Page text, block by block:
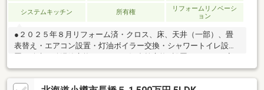
システムキッチン 所有権
リフォームリノベーシ
ョン
●２０２５年８月リフォーム済・クロス、床、天井（一部）、畳
表替え・エアコン設置・灯油ボイラー交換・シャワートイレ設
具家電は譲渡可能です。不要の場合は撤去します。